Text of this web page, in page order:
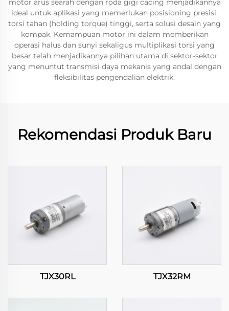
motor arus searah dengan roda gigi cacing menjadikannya
ideal untuk aplikasi yang memerlukan posisioning presisi,
torsi tahan (holding torque) tinggi, serta solusi desain yang
kompak. Kemampuan motor ini dalam memberikan
operasi halus dan sunyi sekaligus multiplikasi torsi yang
besar telah menjadikannya pilihan utama di sektor-sektor
yang menuntut transmisi daya mekanis yang andal dengan
fleksibilitas pengendalian elektrik.
Rekomendasi Produk Baru
TJX30RL TJX32RM